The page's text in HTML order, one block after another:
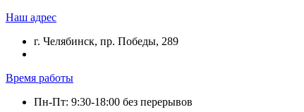
Наш адрес
г. Челябинск, пр. Победы, 289
Время работы
Пн-Пт: 9:30-18:00 без перерывов